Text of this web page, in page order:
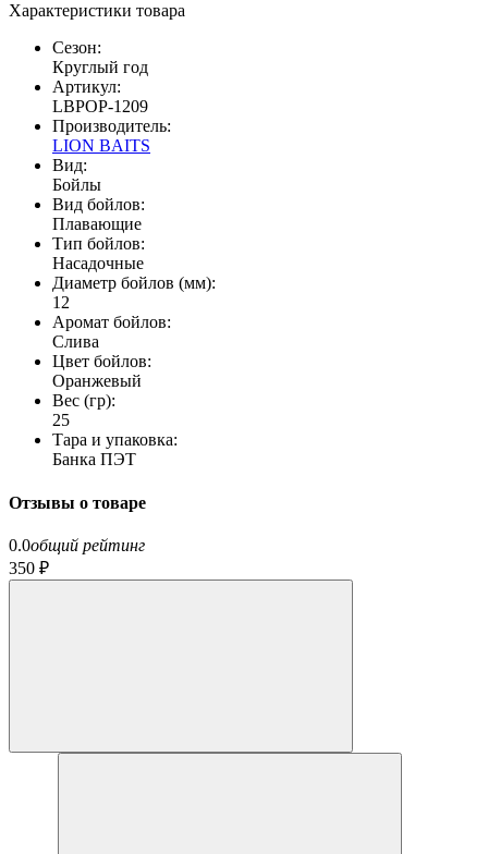
Характеристики товара
Сезон:
Круглый год
Артикул:
LBPOP-1209
Производитель:
LION BAITS
Вид:
Бойлы
Вид бойлов:
Плавающие
Тип бойлов:
Насадочные
Диаметр бойлов (мм):
12
Аромат бойлов:
Слива
Цвет бойлов:
Оранжевый
Вес (гр):
25
Тара и упаковка:
Банка ПЭТ
Отзывы о товаре
0.0общий рейтинг
350 ₽